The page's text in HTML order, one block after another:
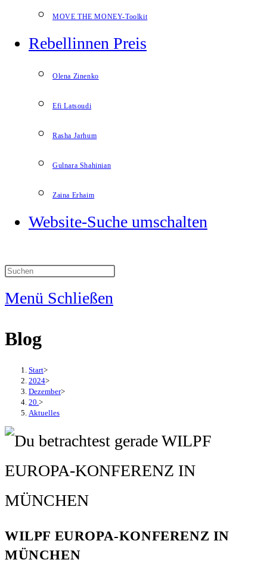
MOVE THE MONEY-Toolkit
Rebellinnen Preis
Olena Zinenko
Efi Latsoudi
Rasha Jarhum
Gulnara Shahinian
Zaina Erhaim
Website-Suche umschalten
Menü Schließen
Blog
Start>
2024>
Dezember>
20. >
Aktuelles
WILPF EUROPA-KONFERENZ IN
MÜNCHEN